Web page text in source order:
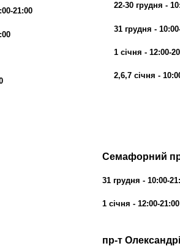
21:00
22-30 грудня -
31 грудня -
1 січня - 12:00-
2,6,7 січня -
Семафорний
31 грудня - 10:00-
1 січня - 12:00-21:00
пр-т